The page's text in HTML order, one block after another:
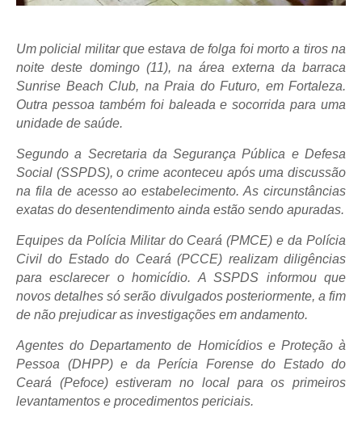
Um policial militar que estava de folga foi morto a tiros na
noite deste domingo (11), na área externa da barraca
Sunrise Beach Club, na Praia do Futuro, em Fortaleza.
Outra pessoa também foi baleada e socorrida para uma
unidade de saúde.
Segundo a Secretaria da Segurança Pública e Defesa
Social (SSPDS), o crime aconteceu após uma discussão
na fila de acesso ao estabelecimento. As circunstâncias
exatas do desentendimento ainda estão sendo apuradas.
Equipes da Polícia Militar do Ceará (PMCE) e da Polícia
Civil do Estado do Ceará (PCCE) realizam diligências
para esclarecer o homicídio. A SSPDS informou que
novos detalhes só serão divulgados posteriormente, a fim
de não prejudicar as investigações em andamento.
Agentes do Departamento de Homicídios e Proteção à
Pessoa (DHPP) e da Perícia Forense do Estado do
Ceará (Pefoce) estiveram no local para os primeiros
levantamentos e procedimentos periciais.